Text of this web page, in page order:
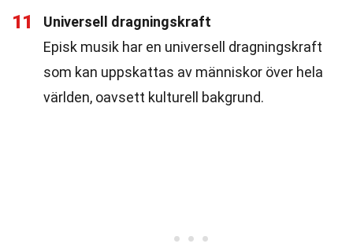
11
Universell dragningskraft
Episk musik har en universell dragningskraft
som kan uppskattas av människor över hela
världen, oavsett kulturell bakgrund.